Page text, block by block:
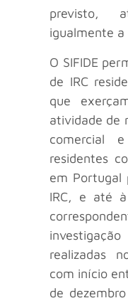
previsto,
igualmente
O SIFIDE
de IRC
que
atividade de
comercial
residentes
em Portugal
IRC, e até
realizadas
com início
de